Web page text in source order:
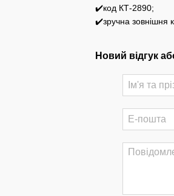
✔️код КТ-2890;
✔️зручна зовнішня
Новий відгук